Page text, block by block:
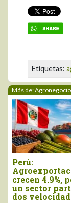
Etiquetas:
Más de:
4.9%, pero
sector partido
velocidades